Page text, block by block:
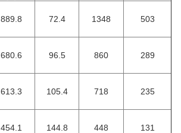
889.8 72.4 1348 503
680.6 96.5 860 289
613.3 105.4 718 235
454.1 144.8 448 131